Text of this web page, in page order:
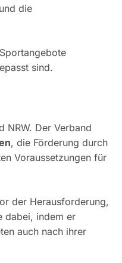
die
sind.
NRW. Der Verband
, die Förderung durch
Voraussetzungen für
der Herausforderung,
dabei, indem er
auch nach ihrer